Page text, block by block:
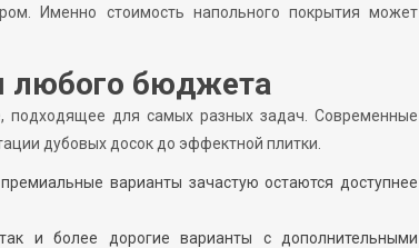
Именно стоимость напольного покрытия может
любого бюджета
подходящее для самых разных задач. Современные
дубовых досок до эффектной плитки.
варианты зачастую остаются доступнее
и более дорогие варианты с дополнительными